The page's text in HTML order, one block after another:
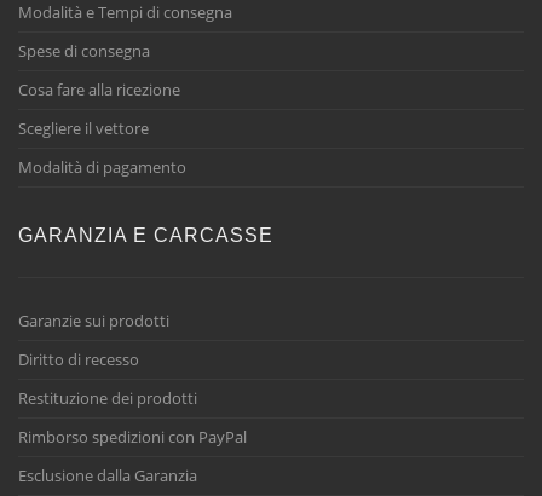
Modalità e Tempi di consegna
Spese di consegna
Cosa fare alla ricezione
Scegliere il vettore
Modalità di pagamento
GARANZIA E CARCASSE
Garanzie sui prodotti
Diritto di recesso
Restituzione dei prodotti
Rimborso spedizioni con PayPal
Esclusione dalla Garanzia